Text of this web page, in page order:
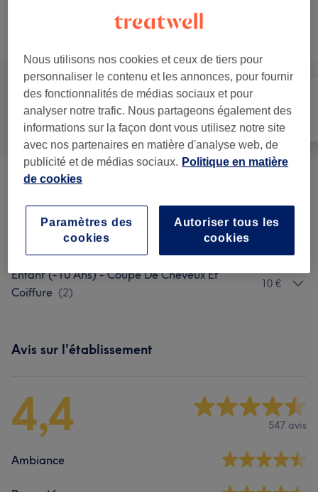
Ce n'est pas ce que vous recherchiez ?
Tout
Homme - Coupe De Cheveux Et
Barbe (14)
Coloration Et Mèches à partir de 30 €
Enfant (-10 Ans) - Coupe De Cheveux Et
Coiffure (2)
10 €
Avis sur l'établissement
4,4 547 avis
Ambiance
Nous utilisons nos cookies et ceux de tiers pour
personnaliser le contenu et les annonces, pour fournir
des fonctionnalités de médias sociaux et pour
analyser notre trafic. Nous partageons également des
informations sur la façon dont vous utilisez notre site
avec nos partenaires en matière d'analyse web, de
publicité et de médias sociaux. Politique en matière
de cookies
Autoriser tous les
cookies
Paramètres des
cookies